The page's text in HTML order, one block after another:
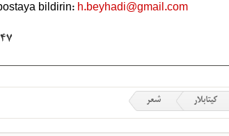
bildirin: h.beyhadi@gmail.com
کیتابلار شعر